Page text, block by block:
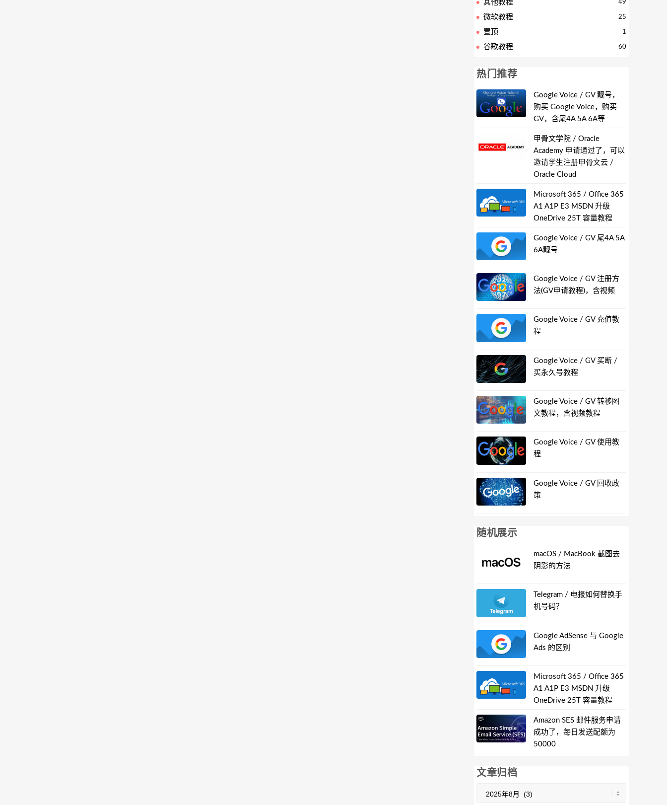
其他教程 49
微软教程 25
置顶 1
谷歌教程 60
热门推荐
Google Voice / GV 靓号，
购买 Google Voice，购买
GV，含尾4A 5A 6A等
甲骨文学院 / Oracle
Academy 申请通过了，可以
邀请学生注册甲骨文云 /
Oracle Cloud
Microsoft 365 / Office 365
A1 A1P E3 MSDN 升级
OneDrive 25T 容量教程
Google Voice / GV 尾4A 5A
6A靓号
Google Voice / GV 注册方
法(GV申请教程)，含视频
Google Voice / GV 充值教
程
Google Voice / GV 买断 /
买永久号教程
Google Voice / GV 转移图
文教程，含视频教程
Google Voice / GV 使用教
程
Google Voice / GV 回收政
策
随机展示
macOS / MacBook 截图去
阴影的方法
Telegram / 电报如何替换手
机号码？
Google AdSense 与 Google
Ads 的区别
Microsoft 365 / Office 365
A1 A1P E3 MSDN 升级
OneDrive 25T 容量教程
Amazon SES 邮件服务申请
成功了，每日发送配额为
50000
文章归档